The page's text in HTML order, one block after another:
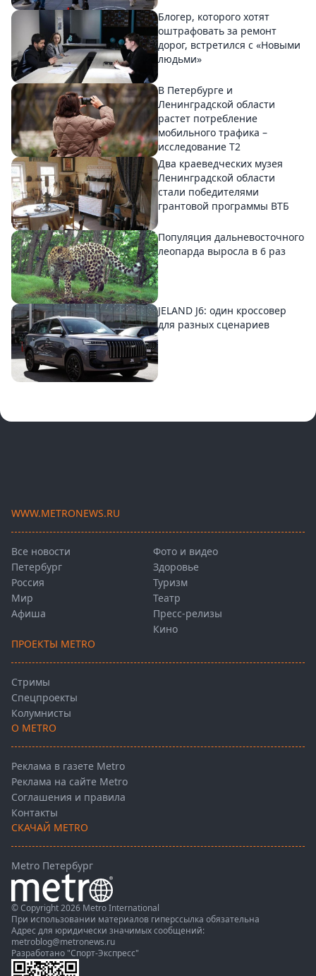
Блогер, которого хотят
оштрафовать за ремонт
дорог, встретился с «Новыми
людьми»
В Петербурге и
Ленинградской области
растет потребление
мобильного трафика –
исследование T2
Два краеведческих музея
Ленинградской области
стали победителями
грантовой программы ВТБ
Популяция дальневосточного
леопарда выросла в 6 раз
JELAND J6: один кроссовер
для разных сценариев
WWW.METRONEWS.RU
Все новости
Петербург
Россия
Мир
Афиша
Фото и видео
Здоровье
Туризм
Театр
Пресс-релизы
Кино
ПРОЕКТЫ METRO
Стримы
Спецпроекты
Колумнисты
О METRO
Реклама в газете Metro
Реклама на сайте Metro
Соглашения и правила
Контакты
СКАЧАЙ METRO
Metro Петербург
© Copyright 2026 Metro International
При использовании материалов гиперссылка обязательна
Адрес для юридически значимых сообщений:
metroblog@metronews.ru
Разработано "Спорт-Экспресс"